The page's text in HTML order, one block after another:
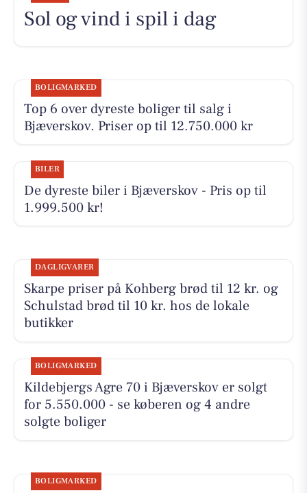
Sol og vind i spil i dag
BOLIGMARKED
Top 6 over dyreste boliger til salg i
Bjæverskov. Priser op til 12.750.000 kr
BILER
De dyreste biler i Bjæverskov - Pris op til
1.999.500 kr!
DAGLIGVARER
Skarpe priser på Kohberg brød til 12 kr. og
Schulstad brød til 10 kr. hos de lokale
butikker
BOLIGMARKED
Kildebjergs Agre 70 i Bjæverskov er solgt
for 5.550.000 - se køberen og 4 andre
solgte boliger
BOLIGMARKED